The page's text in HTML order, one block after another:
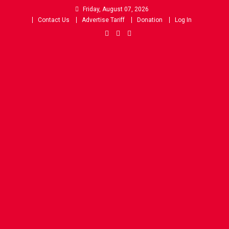
Friday, August 07, 2026
Contact Us
Advertise Tariff Donation Log In